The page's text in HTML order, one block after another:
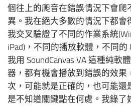
個往上的爬音在錯誤情況下會爬
異。我在絕大多數的情況下都會
我交叉驗證了不同的作業系統
iPad)，不同的播放軟體，不同的
我用 SoundCanvas VA 這種純軟
器，都有機會播放到錯誤的效果
次，可能就是正確的，也可能還
是不知道關鍵點在何處。我錄了